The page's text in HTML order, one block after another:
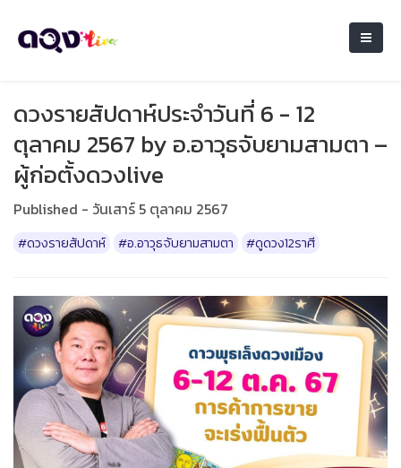
ดวงรายสัปดาห์ประจำวันที่ 6 - 12
ตุลาคม 2567 by อ.อาวุธจับยามสามตา –
ผู้ก่อตั้งดวงlive
Published - วันเสาร์ 5 ตุลาคม 2567
#ดวงรายสัปดาห์ #อ.อาวุธจับยามสามตา #ดูดวง12ราศี